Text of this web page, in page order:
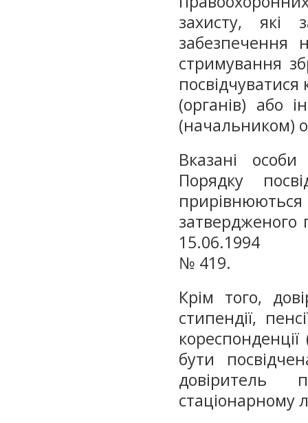
захисту, які
забезпечення
стримування
(органів) або
(начальником)
Вказані особи
Порядку
затвердженого
15.06.1994
№ 419.
Крім того,
стипендії,
бути
довіритель
стаціонарному